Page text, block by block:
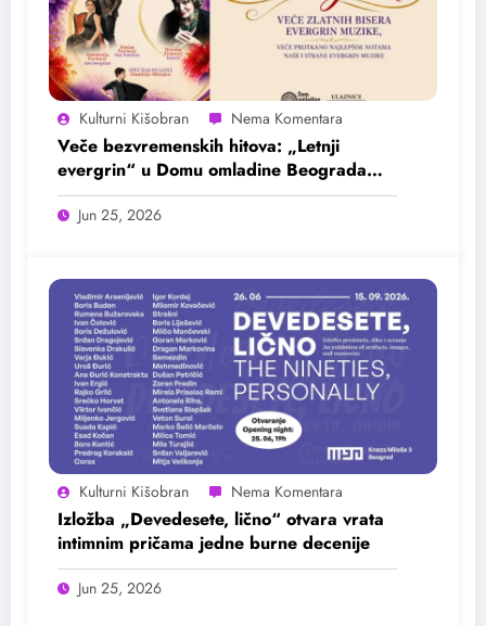
Kulturni Kišobran
Veče bezvremenskih hitova: „Letnji
evergrin“ u Domu omladine Beograda
25. juna
Jun 25, 2026
Kulturni Kišobran
Izložba „Devedesete, lično“ otvara vrata
intimnim pričama jedne burne decenije
Jun 25, 2026